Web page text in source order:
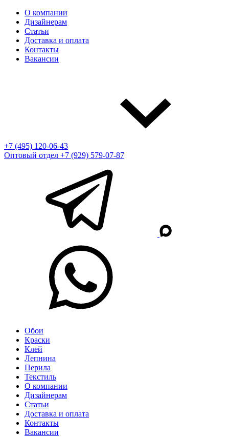
О компании
Дизайнерам
Статьи
Доставка и оплата
Контакты
Вакансии
+7 (495) 120-06-43
Оптовый отдел +7 (929) 579-07-87
Обои
Краски
Клей
Лепнина
Перила
Текстиль
О компании
Дизайнерам
Статьи
Доставка и оплата
Контакты
Вакансии